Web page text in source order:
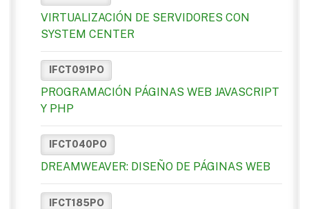
VIRTUALIZACIÓN DE SERVIDORES CON
SYSTEM CENTER
IFCT091PO
PROGRAMACIÓN PÁGINAS WEB JAVASCRIPT
Y PHP
IFCT040PO
DREAMWEAVER: DISEÑO DE PÁGINAS WEB
IFCT185PO